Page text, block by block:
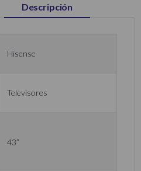
Descripción
Hisense
Televisores
43”